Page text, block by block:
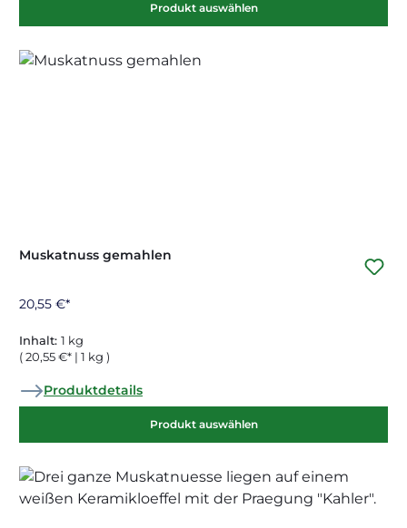
Produkt auswählen
Muskatnuss gemahlen
20,55 €*
Inhalt: 1 kg
( 20,55 €* | 1 kg )
Produktdetails
Produkt auswählen